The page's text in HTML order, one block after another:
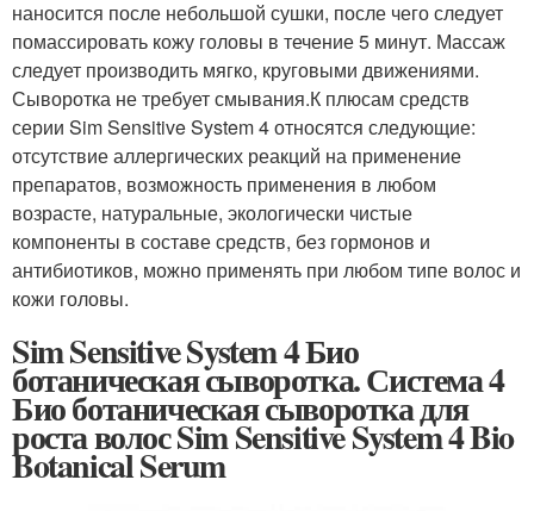
наносится после небольшой сушки, после чего следует
помассировать кожу головы в течение 5 минут. Массаж
следует производить мягко, круговыми движениями.
Сыворотка не требует смывания.К плюсам средств
серии Sim Sensitive System 4 относятся следующие:
отсутствие аллергических реакций на применение
препаратов, возможность применения в любом
возрасте, натуральные, экологически чистые
компоненты в составе средств, без гормонов и
антибиотиков, можно применять при любом типе волос и
кожи головы.
Sim Sensitive System 4 Био
ботаническая сыворотка. Система 4
Био ботаническая сыворотка для
роста волос Sim Sensitive System 4 Bio
Botanical Serum